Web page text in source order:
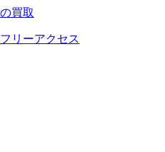
フリーアクセス